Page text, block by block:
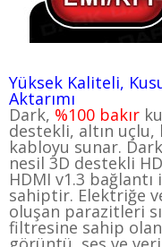
Yüksek Kaliteli,
Aktarımı
Dark, %100 bakır
destekli, altın uçlu,
kabloyu sunar. Dark
nesil 3D destekli
HDMI v1.3
sahiptir. Elektriğe
oluşan parazitleri
filtresine sahip